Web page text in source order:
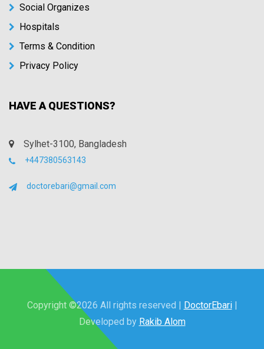
Social Organizes
Hospitals
Terms & Condition
Privacy Policy
HAVE A QUESTIONS?
Sylhet-3100, Bangladesh
+447380563143
doctorebari@gmail.com
Copyright ©2026 All rights reserved | DoctorEbari|
Developed by Rakib Alom